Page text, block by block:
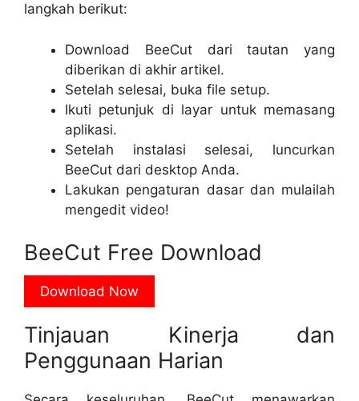
langkah berikut:
Download BeeCut dari tautan yang
diberikan di akhir artikel.
Setelah selesai, buka file setup.
Ikuti petunjuk di layar untuk memasang
aplikasi.
Setelah instalasi selesai, luncurkan
BeeCut dari desktop Anda.
Lakukan pengaturan dasar dan mulailah
mengedit video!
BeeCut Free Download
Download Now
Tinjauan Kinerja dan
Penggunaan Harian